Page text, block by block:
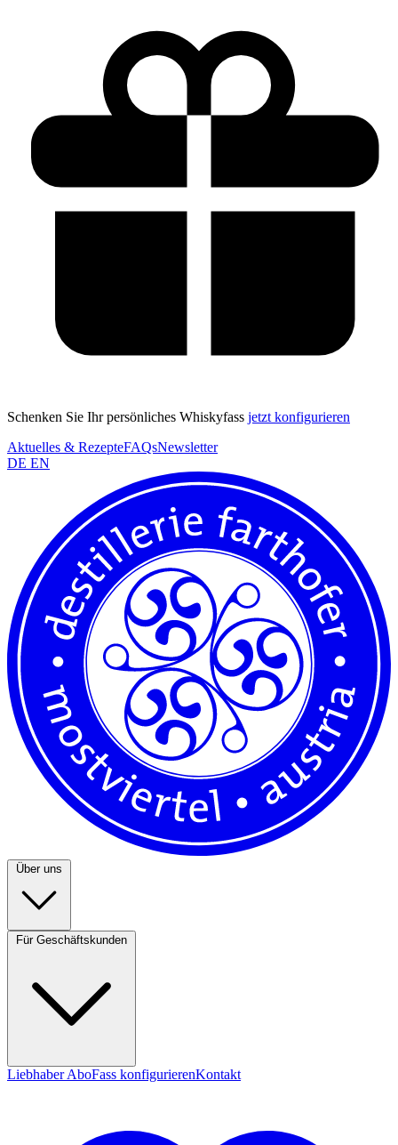
Schenken Sie Ihr persönliches Whiskyfass jetzt konfigurieren
Aktuelles & RezepteFAQsNewsletter
DE EN
Liebhaber AboFass konfigurierenKontakt